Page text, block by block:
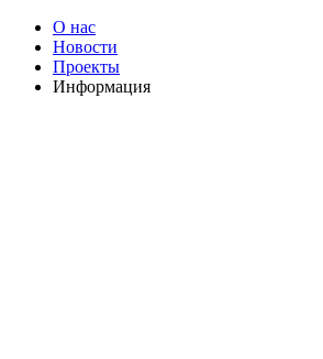
О нас
Новости
Проекты
Информация